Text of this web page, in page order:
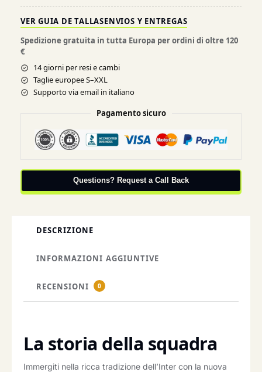
VER GUIA DE TALLASENVIOS Y ENTREGAS
Spedizione gratuita in tutta Europa per ordini di oltre 120
€
14 giorni per resi e cambi
Taglie europee S–XXL
Supporto via email in italiano
Pagamento sicuro
Questions? Request a Call Back
DESCRIZIONE
INFORMAZIONI AGGIUNTIVE
RECENSIONI 0
La storia della squadra
Immergiti nella ricca tradizione dell’Inter con la nuova